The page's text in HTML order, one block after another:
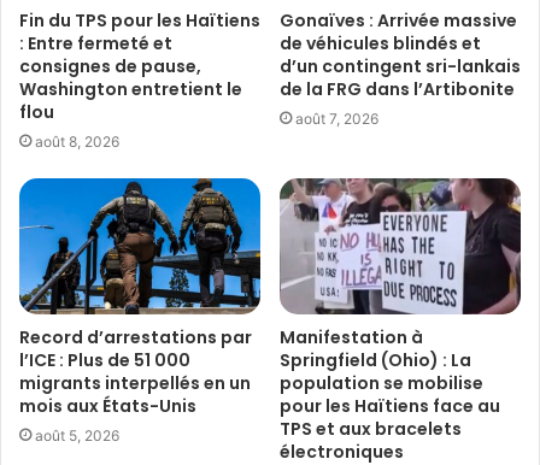
Fin du TPS pour les Haïtiens
: Entre fermeté et
consignes de pause,
Washington entretient le
flou
août 8, 2026
Gonaïves : Arrivée massive
de véhicules blindés et
d’un contingent sri-lankais
de la FRG dans l’Artibonite
août 7, 2026
Record d’arrestations par
l’ICE : Plus de 51 000
migrants interpellés en un
mois aux États-Unis
août 5, 2026
Manifestation à
Springfield (Ohio) : La
population se mobilise
pour les Haïtiens face au
TPS et aux bracelets
électroniques